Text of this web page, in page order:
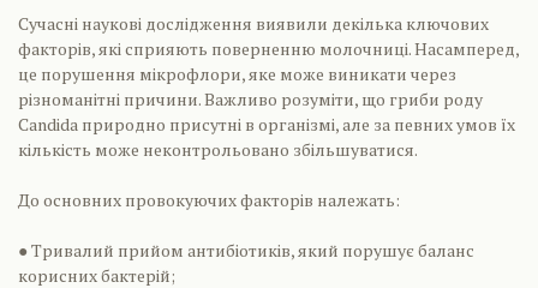
Сучасні наукові дослідження виявили декілька ключових
факторів, які сприяють поверненню молочниці. Насамперед,
це порушення мікрофлори, яке може виникати через
різноманітні причини. Важливо розуміти, що гриби роду
Candida природно присутні в організмі, але за певних умов їх
кількість може неконтрольовано збільшуватися.
До основних провокуючих факторів належать:
● Тривалий прийом антибіотиків, який порушує баланс
корисних бактерій;